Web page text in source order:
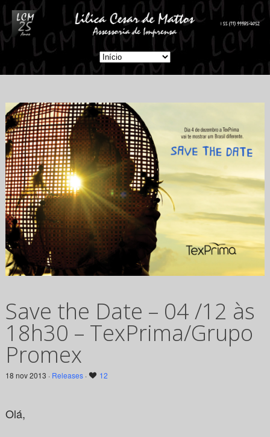
Save the Date – 04 /12 às
18h30 – TexPrima/Grupo
Promex
18 nov 2013 · Releases· 12
Olá,